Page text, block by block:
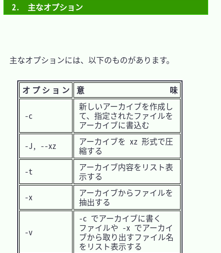
2.　主なオプション
主なオプションには、以下のものがあります。
オプション 意 味
-c
新しいアーカイブを作成し
て、指定されたファイルを
アーカイブに書込む
-J, --xz
アーカイブを xz 形式で圧
縮する
-t
アーカイブ内容をリスト表
示する
-x
アーカイブからファイルを
抽出する
-v
-c でアーカイブに書く
ファイルや -x でアーカイ
ブから取り出すファイル名
をリスト表示する